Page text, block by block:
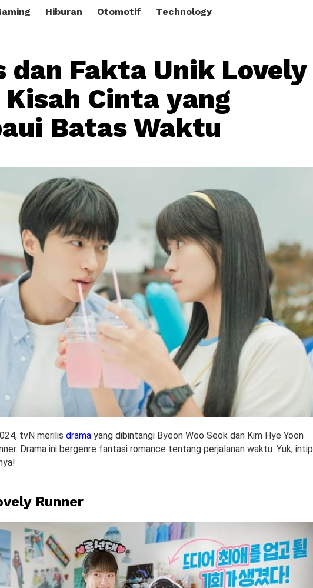
Hiburan Otomotif Technology
dan Fakta Unik Lovely
Kisah Cinta yang
Batas Waktu
tvN merilis drama yang dibintangi Byeon Woo Seok dan Kim Hye Yoon
Drama ini bergenre fantasi romance tentang perjalanan waktu. Yuk, intip
Runner